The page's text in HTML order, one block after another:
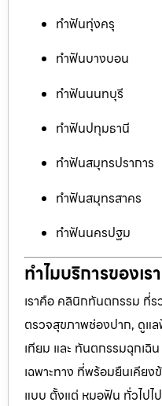
ทำฟันทุ่งครุ
ทำฟันบางบอน
ทำฟันนนทบุรี
ทำฟันปทุมธานี
ทำฟันสมุทรปราการ
ทำฟันสมุทรสาคร
ทำฟันนครปฐม
ทำไมบริการของเร
เราคือ คลินิกทันตกรรม ที่ร
ตรวจสุขภาพช่องปาก, ดูแ
เทียม และ ทันตกรรมฉุกเ
เฉพาะทาง ที่พร้อมยืนเคีย
แบบ ตั้งแต่ หมอฟัน ทั่วไป